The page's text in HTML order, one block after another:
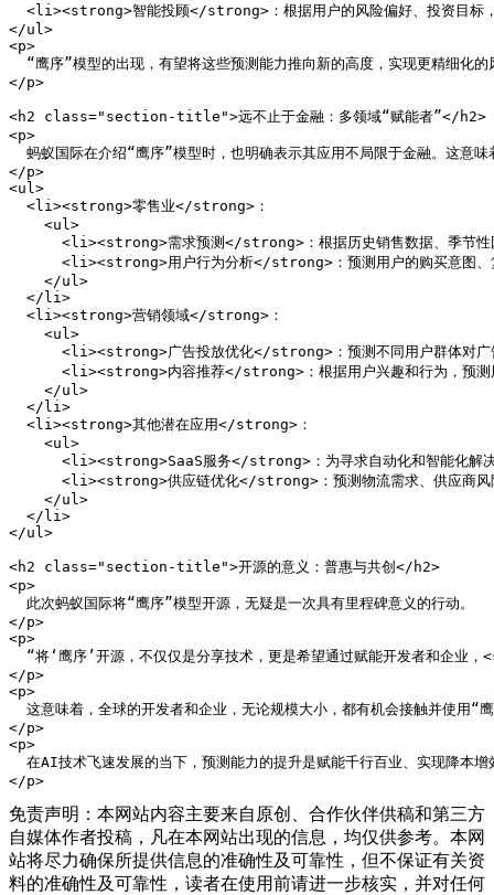
<li><strong>智能投顾</strong>：根据用户的风险偏好、投资目标
</ul>
<p>
“鹰序”模型的出现，有望将这些预测能力推向新的高度，实现更精细
</p>
<h2 class="section-title">远不止于金融：多领域“赋能者”</h2>
<p>
蚂蚁国际在介绍“鹰序”模型时，也明确表示其应用不局限于金融。这意
</p>
<ul>
  <li><strong>零售业</strong>：
    <ul>
<li><strong>需求预测</strong>：根据历史销售数据、季节性
<li><strong>用户行为分析</strong>：预测用户的购买意图、
    </ul>
  </li>
  <li><strong>营销领域</strong>：
    <ul>
<li><strong>广告投放优化</strong>：预测不同用户群体对广
<li><strong>内容推荐</strong>：根据用户兴趣和行为，预测
    </ul>
  </li>
  <li><strong>其他潜在应用</strong>：
    <ul>
<li><strong>SaaS服务</strong>：为寻求自动化和智能化解
<li><strong>供应链优化</strong>：预测物流需求、供应商风
    </ul>
  </li>
</ul>
<h2 class="section-title">开源的意义：普惠与共创</h2>
<p>
  此次蚂蚁国际将“鹰序”模型开源，无疑是一次具有里程碑意义的行动。
</p>
<p>
“将‘鹰序’开源，不仅仅是分享技术，更是希望通过赋能开发者和企业
</p>
<p>
这意味着，全球的开发者和企业，无论规模大小，都有机会接触并使
</p>
<p>
在AI技术飞速发展的当下，预测能力的提升是赋能千行百业、实现降本
</p>
免责声明：本网站内容主要来自原创、合作伙伴供稿和第三方
自媒体作者投稿，凡在本网站出现的信息，均仅供参考。本网
站将尽力确保所提供信息的准确性及可靠性，但不保证有关资
料的准确性及可靠性，读者在使用前请进一步核实，并对任何